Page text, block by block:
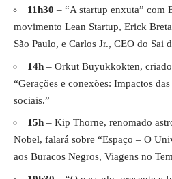
11h30 – “A startup enxuta” com
movimento Lean Startup, Erick
São Paulo, e Carlos Jr., CEO do Sai
14h – Orkut Buyukkokten,
“Gerações e conexões: Impactos
sociais.”
15h – Kip Thorne, renomado
Nobel, falará sobre “Espaço – O
aos Buracos Negros, Viagens no